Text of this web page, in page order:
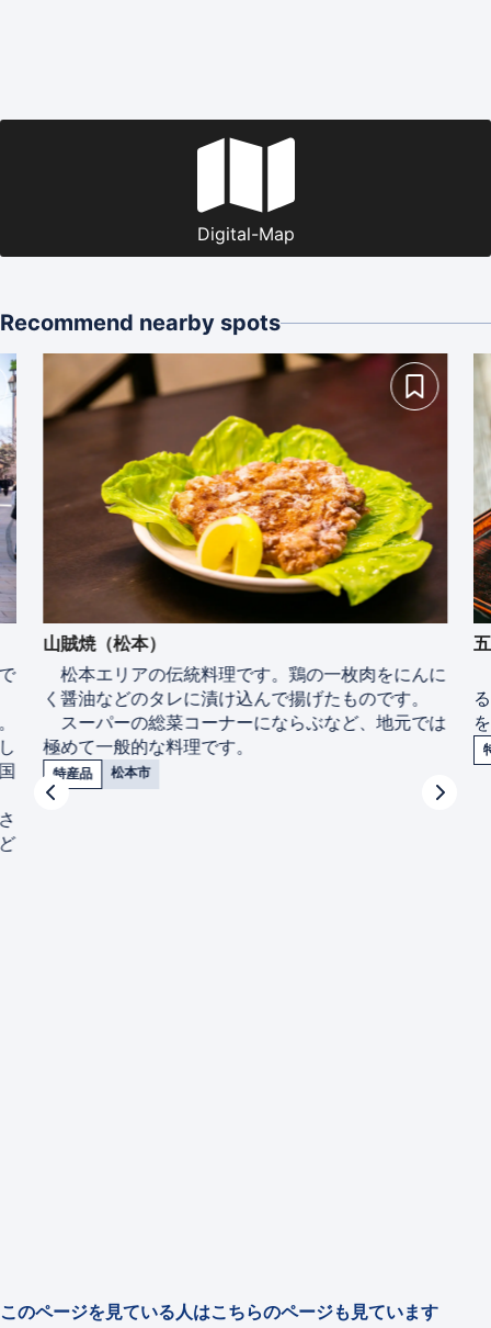
Digital-Map
Recommend nearby spots
山賊焼（松本）
松本エリアの伝統料理です。鶏の一枚肉をにんに
く醤油などのタレに漬け込んで揚げたものです。
スーパーの総菜コーナーにならぶなど、地元では
極めて一般的な料理です。
特産品 松本市
このページを見ている人はこちらのページも見ています